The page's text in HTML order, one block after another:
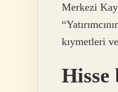
Merkezi
kıymetleri
Hisse